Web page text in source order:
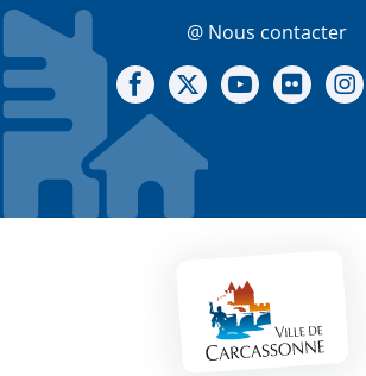
@ Nous contacter
Notre Facebook
Notre X - (twitter)
Notre
Mentions légales